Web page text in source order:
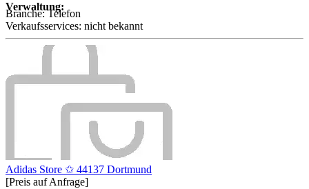
Verwaltung:
Branche:Telefon
Verkaufsservices: nicht bekannt
Adidas Store ✩ 44137 Dortmund
[Preis auf Anfrage]